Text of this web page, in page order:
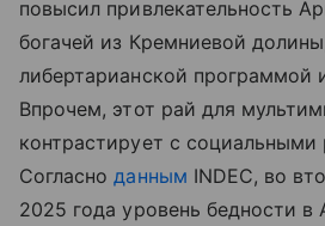
повысил привлекательность
богачей из Кремниевой
либертарианской программой
Впрочем, этот рай для
контрастирует с
Согласноданным INDEC, во
2025 года уровень бедности в